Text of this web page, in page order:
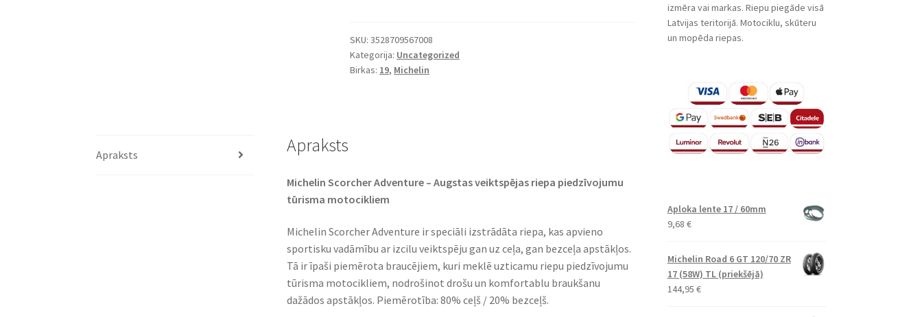
60V
SCORCHER
ADVENTURE
SKU:3528709567008
Kategorija: Uncategorized
Birkas: 19, Michelin
Apraksts Apraksts
Michelin Scorcher Adventure – Augstas veiktspējas riepa piedzīvojumu
tūrisma motocikliem
Michelin Scorcher Adventure ir speciāli izstrādāta riepa, kas apvieno
sportisku vadāmību ar izcilu veiktspēju gan uz ceļa, gan bezceļa apstākļos.
Tā ir īpaši piemērota braucējiem, kuri meklē uzticamu riepu piedzīvojumu
tūrisma motocikliem, nodrošinot drošu un komfortablu braukšanu
dažādos apstākļos. Piemērotība: 80% ceļš / 20% bezceļš.
izmēra vai markas. Riepu piegāde visā
Latvijas teritorijā. Motociklu, skūteru
un mopēda riepas.
Aploka lente 17 / 60mm
9,68 €
Michelin Road 6 GT 120/70 ZR
17 (58W) TL (priekšējā)
144,95 €